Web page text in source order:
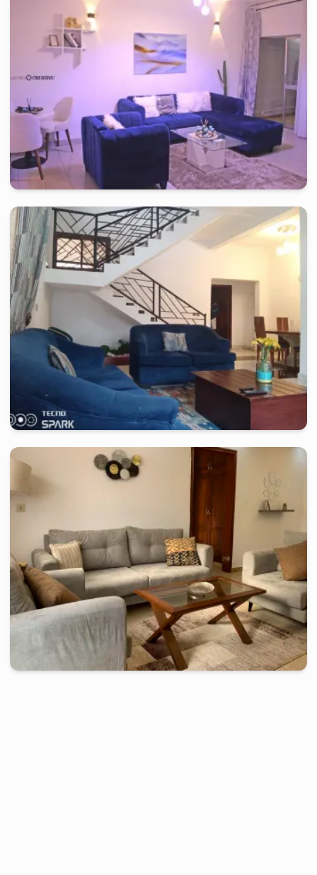
à partir de
yaounde -Studio meublé à centre ville
Studio PH - Centre-ville, Yaoundé
2 jours à partir de: 90 000 FCFA
Studio meublé à omnisport
Appartement de 3 chambres RM - Yoaundé, Omnisports
FCFA